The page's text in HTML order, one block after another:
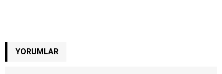
YORUMLAR